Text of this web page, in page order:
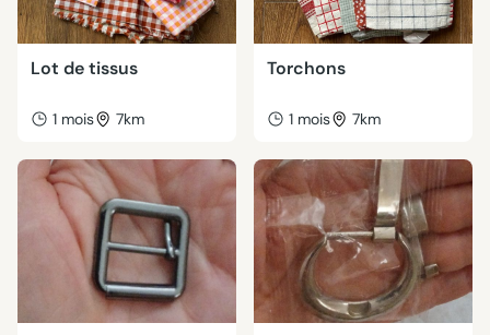
Lot de tissus
1 mois 7km
Torchons
1 mois 7km